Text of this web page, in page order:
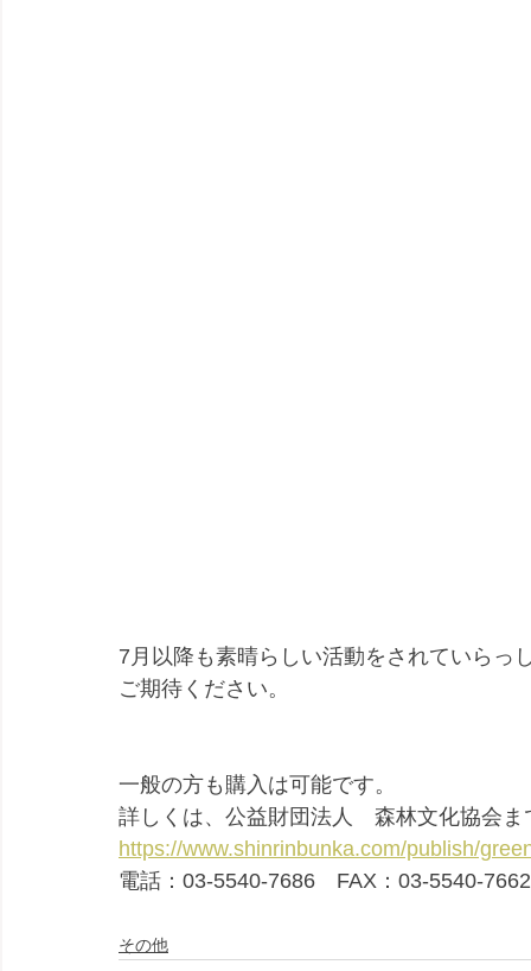
7月以降も素晴らしい活動をされていらっ
ご期待ください。
一般の方も購入は可能です。
詳しくは、公益財団法人　森林文化協会
https://www.shinrinbunka.com/publish/
電話：03-5540-7686　FAX：03-5540-
その他